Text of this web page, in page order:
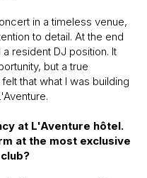
in a timeless venue,
to detail. At the end
resident DJ position. It
but a true
that what I was building
at L'Aventure hôtel.
at the most exclusive